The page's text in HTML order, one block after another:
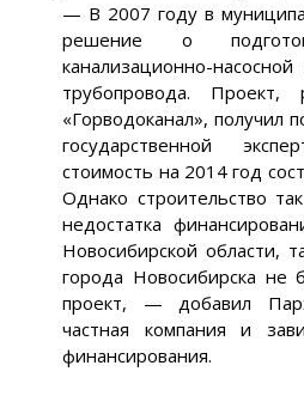
— В 2007 году в
решение о
канализационно-
трубопровода. Проект,
«Горводоканал», получил
государственной
стоимость на 2014 год
Однако строительство
недостатка
Новосибирской области,
города Новосибирска не
проект, — добавил
частная компания и
финансирования.